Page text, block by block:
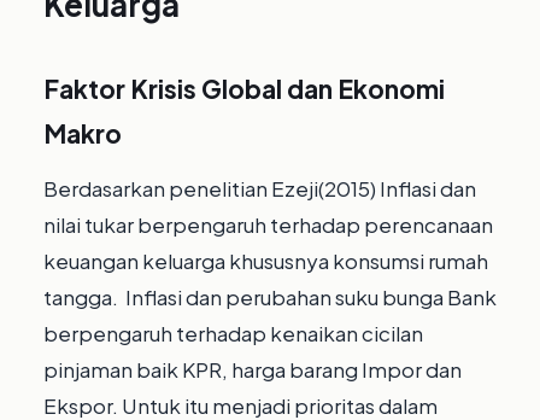
Faktor Krisis Global dan Ekonomi
Makro
Berdasarkan penelitian Ezeji(2015) Inflasi dan
nilai tukar berpengaruh terhadap perencanaan
keuangan keluarga khususnya konsumsi rumah
tangga. Inflasi dan perubahan suku bunga Bank
berpengaruh terhadap kenaikan cicilan
pinjaman baik KPR, harga barang Impor dan
Ekspor. Untuk itu menjadi prioritas dalam